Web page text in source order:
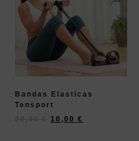
Bandas Elasticas
Tensport
10,00 €